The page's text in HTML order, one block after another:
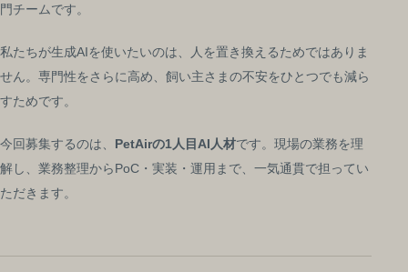
門チームです。
私たちが生成AIを使いたいのは、人を置き換えるためではありま
せん。専門性をさらに高め、飼い主さまの不安をひとつでも減ら
すためです。
今回募集するのは、 PetAirの1人目AI人材です。現場の業務を理
解し、業務整理からPoC・実装・運用まで、一気通貫で担ってい
ただきます。